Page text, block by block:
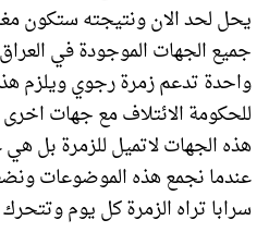
يحل لحد الان ونتيجته ستكون
جميع الجهات الموجودة في
واحدة تدعم زمرة رجوي ويلزم
للحكومة الائتلاف مع جهات
هذه الجهات لاتميل للزمرة بل
عندما نجمع هذه الموضوعات
سرابا تراه الزمرة كل يوم